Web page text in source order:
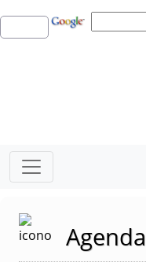
Agenda